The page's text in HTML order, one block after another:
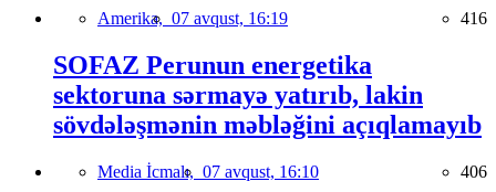
Amerika, 07 avqust, 16:19 416
SOFAZ Perunun energetika
sektoruna sərmayə yatırıb, lakin
sövdələşmənin məbləğini açıqlamayıb
Media İcmalı, 07 avqust, 16:10 406